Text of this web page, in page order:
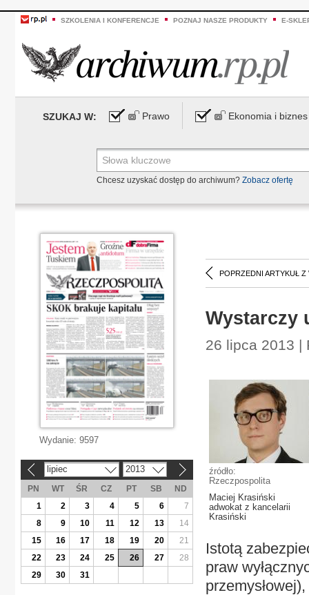
SZKOLENIA I KONFERENCJE POZNAJ NASZE PRODUKTY E-
SZUKAJ W: Prawo Ekonomia i biznes
Chcesz uzyskać dostęp do archiwum? Zobacz ofertę
POPRZEDNI ARTYKUŁ Z
Wystarczy
26 lipca 2013 |
źródło:
Rzeczpospolita
Maciej Krasiński
adwokat z kancelarii
Krasiński
Istotą
praw
Wydanie: 9597
lipiec 2013
PN WT ŚR CZ PT SB
ND
1
2 3 4 5 6
7
8
9 10 11 12 13
14
15
16 17 18 19 20
21
22
23 24 25 26 27
28
29
30 31